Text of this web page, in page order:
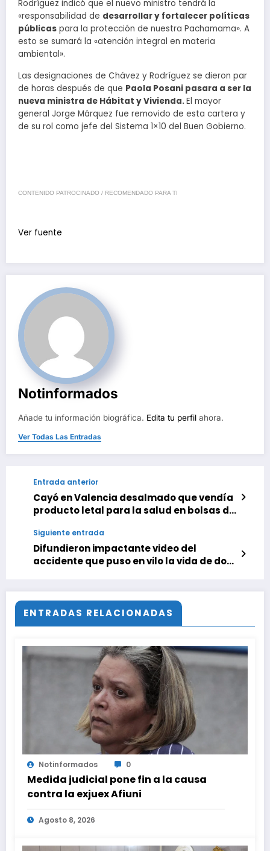
Rodríguez indicó que el nuevo ministro tendrá la
«responsabilidad de desarrollar y fortalecer políticas
públicas para la protección de nuestra Pachamama». A
esto se sumará la «atención integral en materia
ambiental».
Las designaciones de Chávez y Rodríguez se dieron par
de horas después de que Paola Posani pasara a ser la
nueva ministra de Hábitat y Vivienda.El mayor
general Jorge Márquez fue removido de esta cartera y
de su rol como jefe del Sistema 1×10 del Buen Gobierno.
CONTENIDO PATROCINADO / RECOMENDADO PARA TI
Ver fuente
Notinformados
Añade tu información biográfica. Edita tu perfil ahora.
Ver Todas Las Entradas
Entrada anterior
Cayó en Valencia desalmado que vendía
producto letal para la salud en bolsas de
Siguiente entrada
Difundieron impactante video del
accidente que puso en vilo la vida de dos
ENTRADAS RELACIONADAS
Notinformados 0
Medida judicial pone fin a la causa
contra la exjuex Afiuni
Agosto 8, 2026